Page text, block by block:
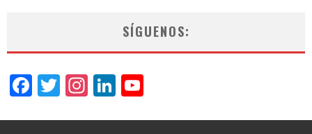
SÍGUENOS:
Facebook
Twitter
Instagram
LinkedIn